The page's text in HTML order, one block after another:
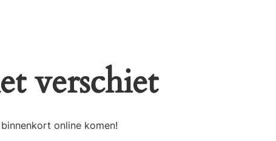
verschiet
online komen!